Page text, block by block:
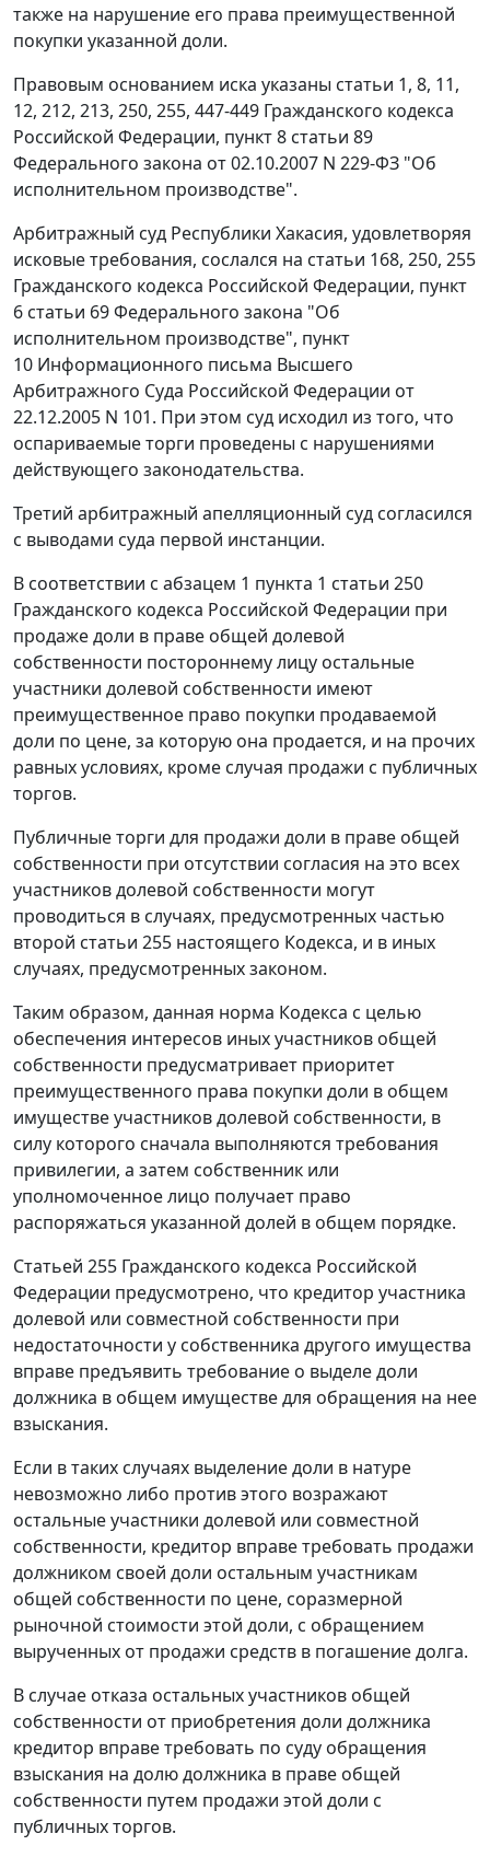
также на нарушение его права преимущественной
покупки указанной доли.
Правовым основанием иска указаны статьи 1, 8, 11,
12, 212, 213, 250, 255, 447-449 Гражданского кодекса
Российской Федерации, пункт 8 статьи 89
Федерального закона от 02.10.2007 N 229-ФЗ "Об
исполнительном производстве".
Арбитражный суд Республики Хакасия, удовлетворяя
исковые требования, сослался на статьи 168, 250, 255
Гражданского кодекса Российской Федерации, пункт
6 статьи 69Федерального закона "Об
исполнительном производстве", пункт
10 Информационного письма Высшего
Арбитражного Суда Российской Федерации от
22.12.2005 N 101. При этом суд исходил из того, что
оспариваемые торги проведены с нарушениями
действующего законодательства.
Третий арбитражный апелляционный суд согласился
с выводами суда первой инстанции.
В соответствии с абзацем 1 пункта 1 статьи 250
Гражданского кодекса Российской Федерации при
продаже доли в праве общей долевой
собственности постороннему лицу остальные
участники долевой собственности имеют
преимущественное право покупки продаваемой
доли по цене, за которую она продается, и на прочих
равных условиях, кроме случая продажи с публичных
торгов.
Публичные торги для продажи доли в праве общей
собственности при отсутствии согласия на это всех
участников долевой собственности могут
проводиться в случаях, предусмотренных частью
второй статьи 255 настоящего Кодекса, и в иных
случаях, предусмотренных законом.
Таким образом, данная норма Кодекса с целью
обеспечения интересов иных участников общей
собственности предусматривает приоритет
преимущественного права покупки доли в общем
имуществе участников долевой собственности, в
силу которого сначала выполняются требования
привилегии, а затем собственник или
уполномоченное лицо получает право
распоряжаться указанной долей в общем порядке.
Статьей 255 Гражданского кодекса Российской
Федерации предусмотрено, что кредитор участника
долевой или совместной собственности при
недостаточности у собственника другого имущества
вправе предъявить требование о выделе доли
должника в общем имуществе для обращения на нее
взыскания.
Если в таких случаях выделение доли в натуре
невозможно либо против этого возражают
остальные участники долевой или совместной
собственности, кредитор вправе требовать продажи
должником своей доли остальным участникам
общей собственности по цене, соразмерной
рыночной стоимости этой доли, с обращением
вырученных от продажи средств в погашение долга.
В случае отказа остальных участников общей
собственности от приобретения доли должника
кредитор вправе требовать по суду обращения
взыскания на долю должника в праве общей
собственности путем продажи этой доли с
публичных торгов.